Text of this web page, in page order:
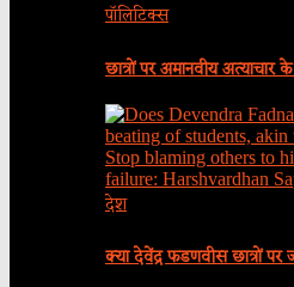
पॉलिटिक्स
छात्रों पर अमानवीय अत्याचार
देश
क्या देवेंद्र फडणवीस छात्रों पर